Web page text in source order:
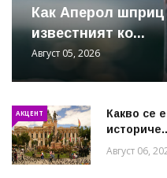
Как Аперол шприц
известният ко...
Август 05, 2026
АКЦЕНТ
Какво се
Август 06,